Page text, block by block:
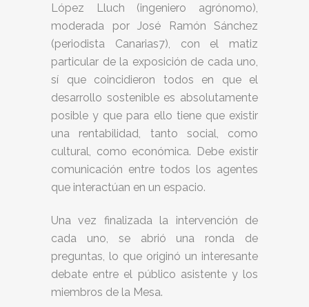
López Lluch (ingeniero agrónomo),
moderada por José Ramón Sánchez
(periodista Canarias7), con el matiz
particular de la exposición de cada uno,
sí que coincidieron todos en que el
desarrollo sostenible es absolutamente
posible y que para ello tiene que existir
una rentabilidad, tanto social, como
cultural, como económica. Debe existir
comunicación entre todos los agentes
que interactúan en un espacio.
Una vez finalizada la intervención de
cada uno, se abrió una ronda de
preguntas, lo que originó un interesante
debate entre el público asistente y los
miembros de la Mesa.